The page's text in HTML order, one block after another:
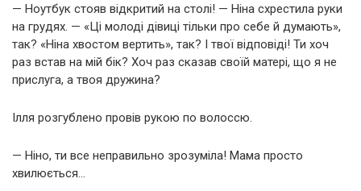
— Ноутбук стояв відкритий на столі! — Ніна схрестила руки
на грудях. — «Ці молоді дівиці тільки про себе й думають»,
так? «Ніна хвостом вертить», так? І твої відповіді! Ти хоч
раз встав на мій бік? Хоч раз сказав своїй матері, що я не
прислуга, а твоя дружина?
Ілля розгублено провів рукою по волоссю.
— Ніно, ти все неправильно зрозуміла! Мама просто
хвилюється…